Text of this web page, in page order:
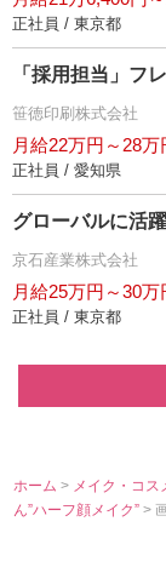
正社員 / 東京都
「採用担当」フ
笹徳印刷株式会社
月給22万円～28万
正社員 / 愛知県
グローバルに活
京石産業株式会社
月給25万円～30万
正社員 / 東京都
ホーム > メイク・コ
ん”ハーフ顔メイク”>